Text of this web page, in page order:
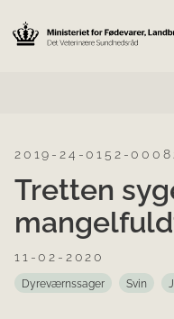
2019-24-0152-
Tretten
11-02-2020
Dyreværnssager Svin